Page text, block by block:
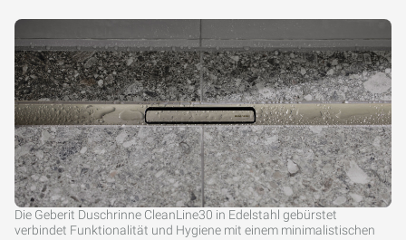
Die Geberit Duschrinne CleanLine30 in Edelstahl gebürstet
verbindet Funktionalität und Hygiene mit einem minimalistischen